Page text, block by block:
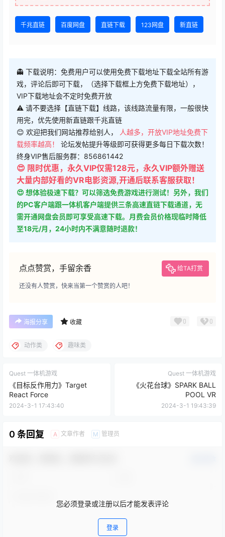
千兆直链 百度网盘 直链下载 123网盘 新直链
👻 下载说明：免费用户可以使用免费下载地址下载全站所有游
戏，评论后即可下载，（选择下载框上方免费下载地址），
VIP下载地址会不定时免费开放
⚠ 请不要选择【直链下载】线路，该线路流量有限，一般很快
用完，优先使用新直链跟千兆直链
😊 欢迎把我们网站推荐给别人，
人越多，开放VIP地址免费下
载频率越高！ 论坛发帖提升等级即可获得更多每日下载次数！
终身VIP售后服务群：856861442
😍 限时优惠，永久VIP仅需128元，永久VIP额外赠送
大量内部好看的VR电影资源,开通后联系客服获取！
😍 想体验极速下载？可以筛选免费游戏进行测试！另外，我们
的PC客户端跟一体机客户端提供三条高速直链下载通道，无
需开通网盘会员即可享受高速下载。月费会员价格现临时降低
至18元/月，24小时内不满意随时退款！
点点赞赏，手留余香 给TA打赏
还没有人赞赏，快来当第一个赞赏的人吧！
海报分享 收藏 0 0
动作类 趣味类
Quest 一体机游戏
《目标反作用力》Target
React Force
2024-3-1 17:43:40
Quest 一体机游戏
《火花台球》SPARK BALL
POOL VR
2024-3-1 19:43:39
0 条回复 A 文章作者 M 管理员
您必须登录或注册以后才能发表评论
登录